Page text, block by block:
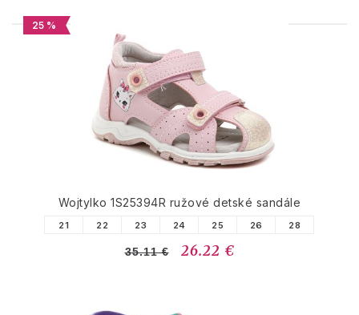
PODOBNÉ PRODUKTY
25 %
Wojtylko 1S25394R ružové detské sandále
21 22 23 24 25 26 28
35.11 € 26.22 €